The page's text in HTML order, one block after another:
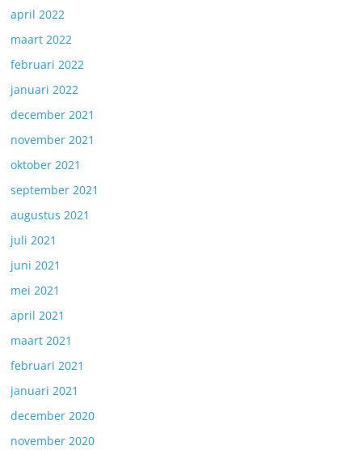
april 2022
maart 2022
februari 2022
januari 2022
december 2021
november 2021
oktober 2021
september 2021
augustus 2021
juli 2021
juni 2021
mei 2021
april 2021
maart 2021
februari 2021
januari 2021
december 2020
november 2020